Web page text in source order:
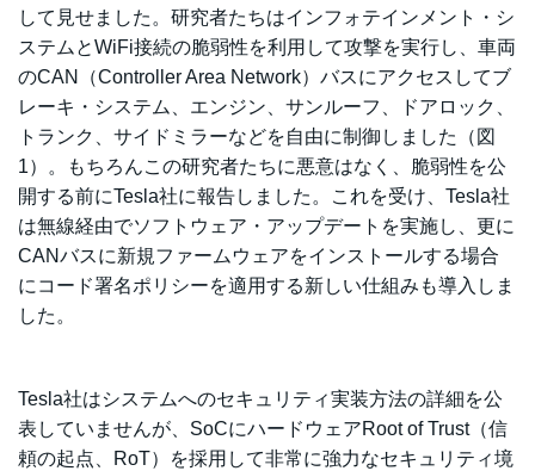
して見せました。研究者たちはインフォテインメント・シ
ステムとWiFi接続の脆弱性を利用して攻撃を実行し、車両
のCAN（Controller Area Network）バスにアクセスしてブ
レーキ・システム、エンジン、サンルーフ、ドアロック、
トランク、サイドミラーなどを自由に制御しました（図
1）。もちろんこの研究者たちに悪意はなく、脆弱性を公
開する前にTesla社に報告しました。これを受け、Tesla社
は無線経由でソフトウェア・アップデートを実施し、更に
CANバスに新規ファームウェアをインストールする場合
にコード署名ポリシーを適用する新しい仕組みも導入しま
した。
Tesla社はシステムへのセキュリティ実装方法の詳細を公
表していませんが、SoCにハードウェアRoot of Trust（信
頼の起点、RoT）を採用して非常に強力なセキュリティ境